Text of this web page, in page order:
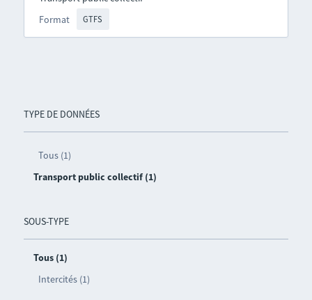
TYPE DE DONNÉES
Tous (1)
Transport public collectif (1)
SOUS-TYPE
Tous (1)
Intercités (1)
Format GTFS